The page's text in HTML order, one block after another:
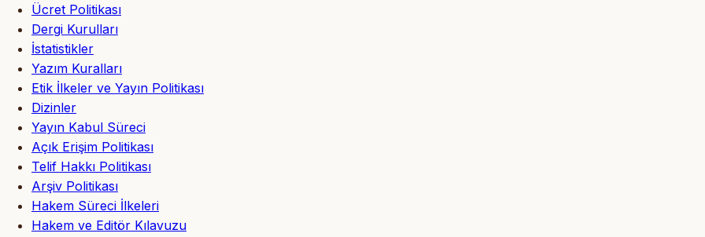
Ücret Politikası
Dergi Kurulları
İstatistikler
Yazım Kuralları
Etik İlkeler ve Yayın Politikası
Dizinler
Yayın Kabul Süreci
Açık Erişim Politikası
Telif Hakkı Politikası
Arşiv Politikası
Hakem Süreci İlkeleri
Hakem ve Editör Kılavuzu